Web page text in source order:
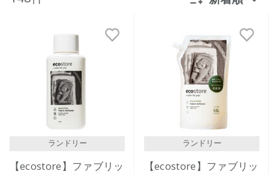
発売日順
価格が安い
価格が高い
レビューが多い順
人気順
ランドリー
【ecostore】ファブリッ
ランドリー
【ecostore】ファブリッ